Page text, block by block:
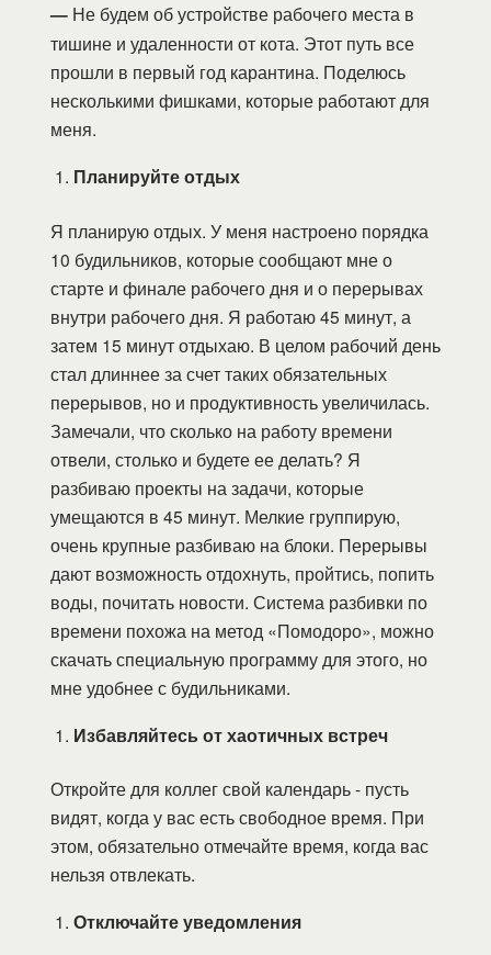
— Не будем об устройстве рабочего места в
тишине и удаленности от кота. Этот путь все
прошли в первый год карантина. Поделюсь
несколькими фишками, которые работают для
меня.
Планируйте отдых
Я планирую отдых. У меня настроено порядка
10 будильников, которые сообщают мне о
старте и финале рабочего дня и о перерывах
внутри рабочего дня. Я работаю 45 минут, а
затем 15 минут отдыхаю. В целом рабочий день
стал длиннее за счет таких обязательных
перерывов, но и продуктивность увеличилась.
Замечали, что сколько на работу времени
отвели, столько и будете ее делать? Я
разбиваю проекты на задачи, которые
умещаются в 45 минут. Мелкие группирую,
очень крупные разбиваю на блоки. Перерывы
дают возможность отдохнуть, пройтись, попить
воды, почитать новости. Система разбивки по
времени похожа на метод «Помодоро», можно
скачать специальную программу для этого, но
мне удобнее с будильниками.
Избавляйтесь от хаотичных встреч
Откройте для коллег свой календарь - пусть
видят, когда у вас есть свободное время. При
этом, обязательно отмечайте время, когда вас
нельзя отвлекать.
Отключайте уведомления